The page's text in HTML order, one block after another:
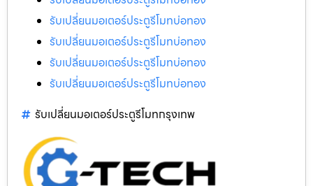
รับเปลี่ยนมอเตอร์ประตูรีโมทบ่อทอง
รับเปลี่ยนมอเตอร์ประตูรีโมทบ่อทอง
รับเปลี่ยนมอเตอร์ประตูรีโมทบ่อทอง
รับเปลี่ยนมอเตอร์ประตูรีโมทบ่อทอง
รับเปลี่ยนมอเตอร์ประตูรีโมทกรุงเทพ